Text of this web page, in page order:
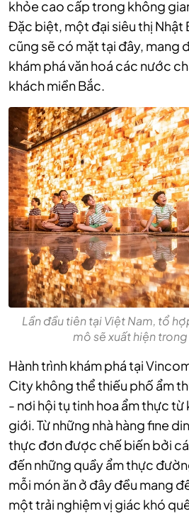
khỏe cao cấp trong không
Đặc biệt, một đại siêu thị
cũng sẽ có mặt tại đây, mang
khám phá văn hoá các nước
khách miền Bắc.
Lần đầu tiên tại Việt Nam, tổ
mô sẽ xuất hiện trong
Hành trình khám phá tại
City không thể thiếu phố ẩm
- nơi hội tụ tinh hoa ẩm thực
giới. Từ những nhà hàng fine
thực đơn được chế biến bởi
đến những quầy ẩm thực
mỗi món ăn ở đây đều mang
một trải nghiệm vị giác khó